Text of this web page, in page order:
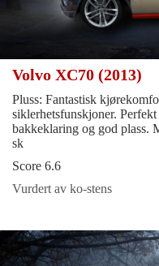
Volvo XC70 (2013)
Pluss: Fantastisk
siklerhetsfunskjoner.
bakkeklaring og god plass.
sk
Score 6.6
Vurdert av ko-stens